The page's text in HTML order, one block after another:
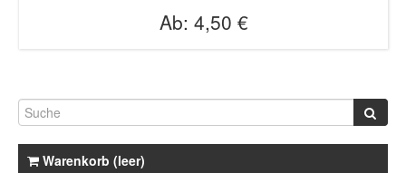
Ab: 4,50 €
Warenkorb (leer)